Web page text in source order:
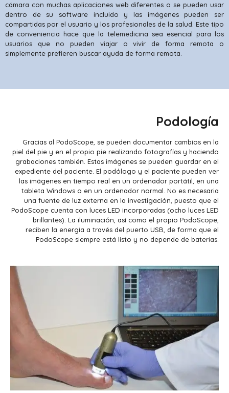
cámara con muchas aplicaciones web diferentes o se pueden usar
dentro de su software incluido y las imágenes pueden ser
compartidas por el usuario y los profesionales de la salud. Este tipo
de conveniencia hace que la telemedicina sea esencial para los
usuarios que no pueden viajar o vivir de forma remota o
simplemente prefieren buscar ayuda de forma remota.
Podología
Gracias al PodoScope, se pueden documentar cambios en la
piel del pie y en el propio pie realizando fotografías y haciendo
grabaciones también. Estas imágenes se pueden guardar en el
expediente del paciente. El podólogo y el paciente pueden ver
las imágenes en tiempo real en un ordenador portátil, en una
tableta Windows o en un ordenador normal. No es necesaria
una fuente de luz externa en la investigación, puesto que el
PodoScope cuenta con luces LED incorporadas (ocho luces LED
brillantes). La iluminación, así como el propio PodoScope,
reciben la energía a través del puerto USB, de forma que el
PodoScope siempre está listo y no depende de baterías.